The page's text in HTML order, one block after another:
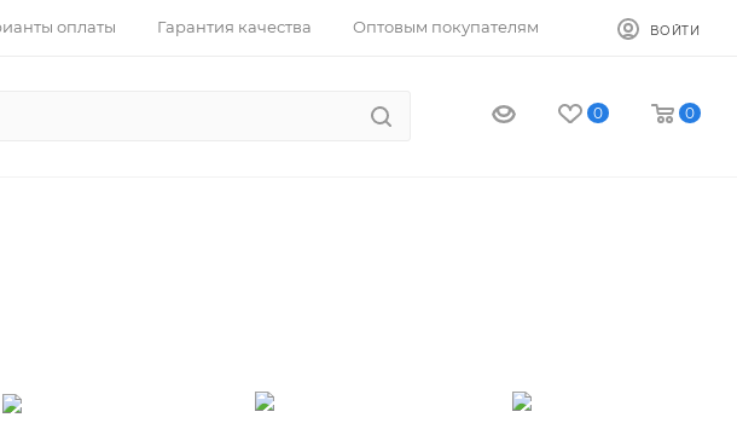
оплаты Гарантия качества Оптовым покупателям ВОЙТИ
0 0